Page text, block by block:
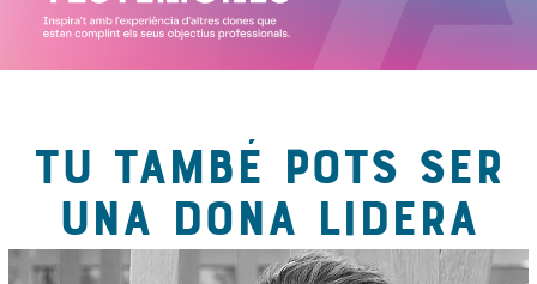
TU TAMBÉ POTS SER
UNA DONA LIDERA